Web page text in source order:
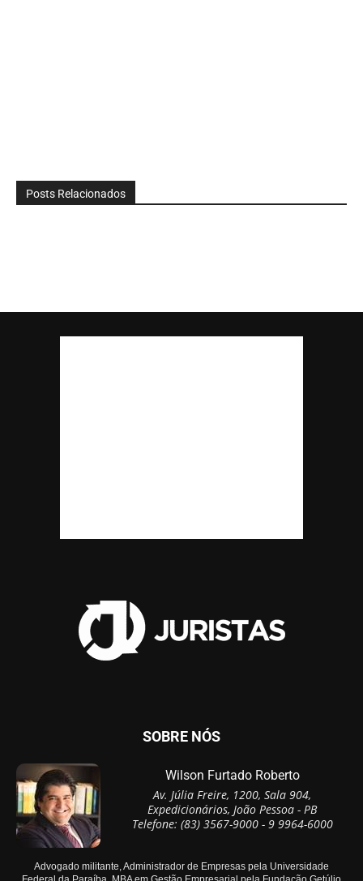
Posts Relacionados
SOBRE NÓS
Wilson Furtado Roberto
Av. Júlia Freire, 1200, Sala 904,
Expedicionários, João Pessoa - PB
Telefone: (83) 3567-9000 - 9 9964-6000
Advogado militante, Administrador de Empresas pela Universidade